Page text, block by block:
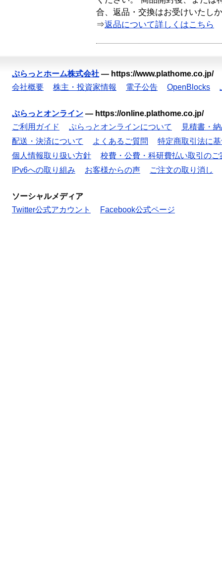
合、返品・交換はお受けいたし
⇒返品について詳しくはこちら
ぷらっとホーム株式会社 — https://www.plathome.co.jp/
会社概要
株主・投資家情報 電子公告 OpenBlocks
ぷらっとオンライン — https://online.plathome.co.jp/
ご利用ガイド
ぷらっとオンラインについて
見積書・
配送・決済について
よくあるご質問
特定商取引法に
個人情報取り扱い方針
校費・公費・科研費払い取引のご
IPv6への取り組み
お客様からの声 ご注文の取り消し
ソーシャルメディア
Twitter公式アカウント
Facebook公式ページ